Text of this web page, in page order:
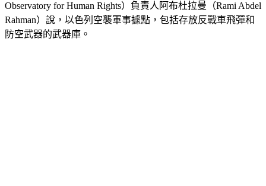
Observatory for Human Rights）負責人阿布杜拉曼（Rami Abdel
Rahman）說，以色列空襲軍事據點，包括存放反戰車飛彈和
防空武器的武器庫。